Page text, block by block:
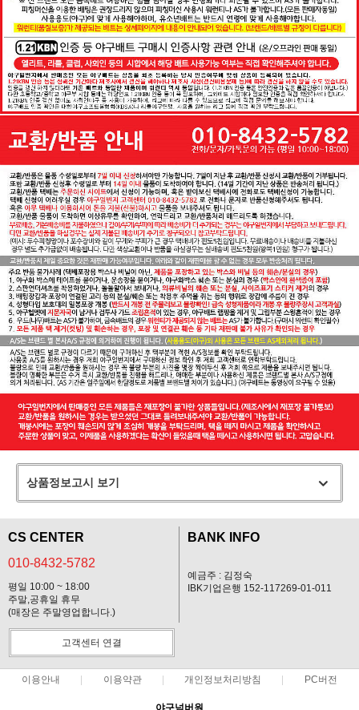
상품정보고시 보기
CS CENTER
010-8432-5782
평일 10:00 ~ 18:00
주말,공휴일 휴무
(매장은 주말영업합니다.)
BANK INFO
예금주 : 김정숙
IBK기업은행 152-117269-01-011
고객센터 연결
이용안내 이용약관 개인정보처리방침 PC버전
야구넘버원